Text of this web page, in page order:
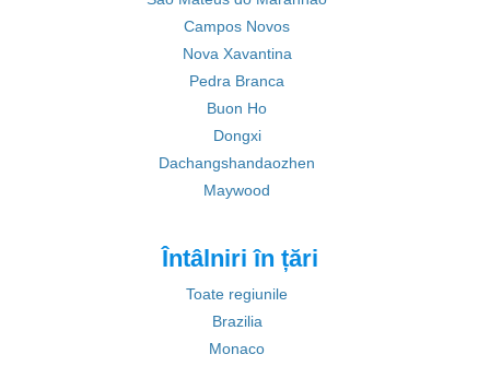
Campos Novos
Nova Xavantina
Pedra Branca
Buon Ho
Dongxi
Dachangshandaozhen
Maywood
Întâlniri în țări
Toate regiunile
Brazilia
Monaco